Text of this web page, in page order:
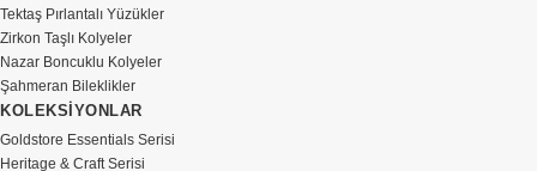
Tektaş Pırlantalı Yüzükler
Zirkon Taşlı Kolyeler
Nazar Boncuklu Kolyeler
Şahmeran Bileklikler
KOLEKSİYONLAR
Goldstore Essentials Serisi
Heritage & Craft Serisi